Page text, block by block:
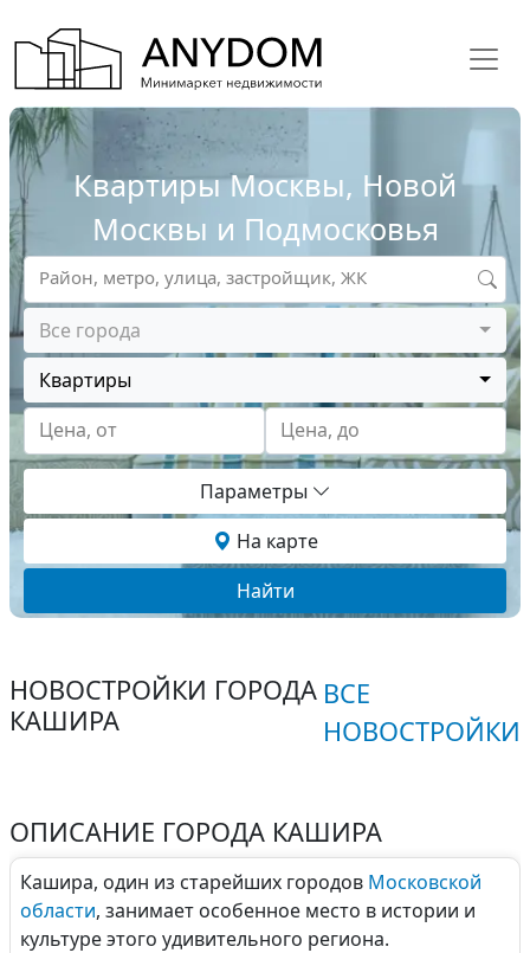
Квартиры Москвы, Новой
Москвы и Подмосковья
Все города
Квартиры
Цена, от
Цена, до
Район, метро, улица, застройщик, ЖК
Параметры
На карте
Найти
НОВОСТРОЙКИ ГОРОДА
КАШИРА
ВСЕ
НОВОСТРОЙКИ
ОПИСАНИЕ ГОРОДА КАШИРА
Кашира, один из старейших городов Московской
области, занимает особенное место в истории и
культуре этого удивительного региона.